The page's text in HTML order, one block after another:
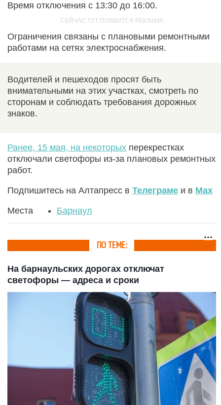
Время отключения с 13:30 до 16:00.
Ограничения связаны с плановыми ремонтными
работами на сетях электроснабжения.
Водителей и пешеходов просят быть
внимательными на этих участках, смотреть по
сторонам и соблюдать требования дорожных
знаков.
Ранее, 15 мая, на некоторых перекрестках
отключали светофоры из-за плановых ремонтных
работ.
Подпишитесь на Алтапресс в Телеграме и в Max
Места Барнаул
ПО ТЕМЕ:
На барнаульских дорогах отключат
светофоры — адреса и сроки